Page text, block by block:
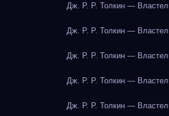
Дж. Р. Р. Толкин —
Дж. Р. Р. Толкин —
Дж. Р. Р. Толкин —
Дж. Р. Р. Толкин —
Дж. Р. Р. Толкин —